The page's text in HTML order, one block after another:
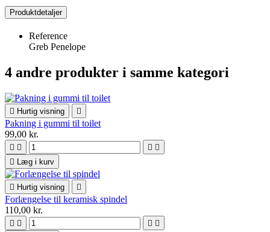
Produktdetaljer
Reference
Greb Penelope
4 andre produkter i samme kategori
 Hurtig visning 
Pakning i gummi til toilet
99,00 kr.
   
 Læg i kurv
 Hurtig visning 
Forlængelse til keramisk spindel
110,00 kr.
   